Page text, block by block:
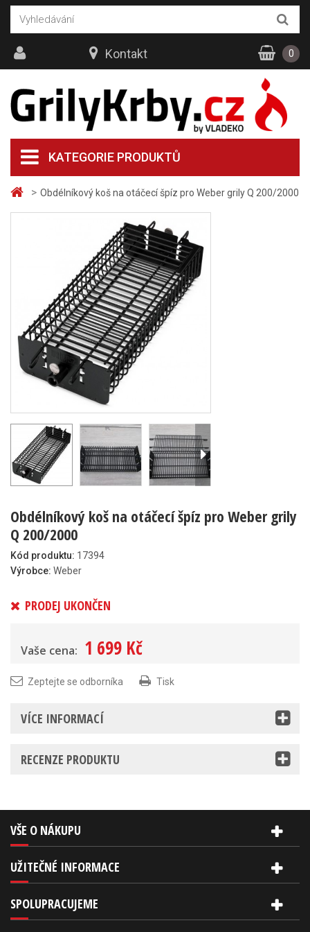
> Obdélníkový koš na otáčecí špíz pro Weber grily Q 200/2000
Obdélníkový koš na otáčecí špíz pro Weber grily
Q 200/2000
Kód produktu: 17394
Výrobce: Weber
PRODEJ UKONČEN
Vaše cena: 1 699 Kč
Zeptejte se odborníka Tisk
VÍCE INFORMACÍ
RECENZE PRODUKTU
KATEGORIE PRODUKTŮ
Kontakt 0
VŠE O NÁKUPU
UŽITEČNÉ INFORMACE
SPOLUPRACUJEME